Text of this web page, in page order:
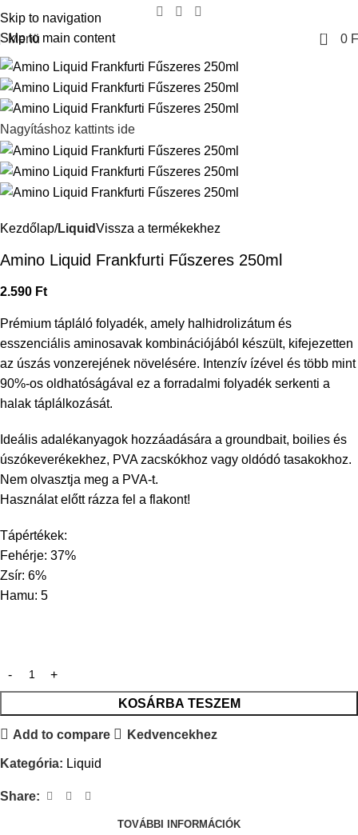
Skip to navigation
Skip to main content
Menü 0 0
Nagyításhoz kattints ide
Kezdőlap LiquidVissza a termékekhez
Amino Liquid Frankfurti Fűszeres 250ml
2.590 Ft
Prémium tápláló folyadék, amely halhidrolizátum és
esszenciális aminosavak kombinációjából készült, kifejezetten
az úszás vonzerejének növelésére. Intenzív ízével és több mint
90%-os oldhatóságával ez a forradalmi folyadék serkenti a
halak táplálkozását.
Ideális adalékanyagok hozzáadására a groundbait, boilies és
úszókeverékekhez, PVA zacskókhoz vagy oldódó tasakokhoz.
Nem olvasztja meg a PVA-t.
Használat előtt rázza fel a flakont!
Tápértékek:
Fehérje: 37%
Zsír: 6%
Hamu: 5
KOSÁRBA TESZEM
Add to compare Kedvencekhez
Kategória: Liquid
Share:
TOVÁBBI INFORMÁCIÓK